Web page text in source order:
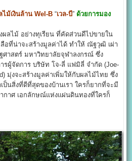
ไม้เงินล้าน Wel-B “เวล-บี” ด้วยการมอง
ลไม้ อย่างทุเรียน ที่คัดส่วนดีไปขายใน
อที่น่าจะสร้างมูลค่าได้ ทำให้ ณัฐวุฒิ เผ่า
าสตร์ มหาวิทยาลัยจุฬาลงกรณ์ ซึ่ง
รผู้จัดการ บริษัท โจ-ลี่ แฟมิลี่ จำกัด (Joe-
มุ่งจะสร้างมูลค่าเพิ่มให้กับผลไม้ไทย ซึ่ง
นสิ่งที่ดีที่สุดของบ้านเรา ใครก็ยากที่จะมี
กาศ เอกลักษณ์แห่งแผ่นดินทองที่ใครก็